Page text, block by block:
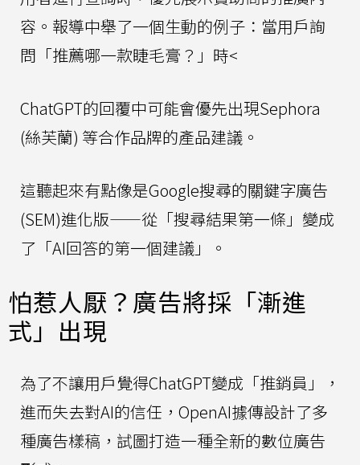
容。報導中舉了一個生動的例子：當用戶詢
問「推薦哪一款睫毛膏？」時<
ChatGPT的回覆中可能會優先出現Sephora
(絲芙蘭) 等合作品牌的產品建議。
這聽起來有點像是Google搜尋的關鍵字廣告
(SEM)進化版——從「搜尋結果第一條」變成
了「AI回答的第一個建議」。
怕惹人厭？廣告將採「漸進
式」出現
為了不讓用戶覺得ChatGPT變成「推銷員」，
進而失去對AI的信任，OpenAI據傳設計了多
種廣告樣稿，試圖打造一種全新的數位廣告